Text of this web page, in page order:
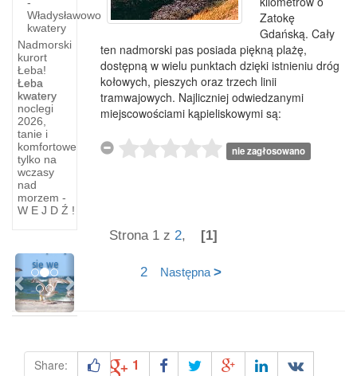
Władysławowo
kwatery
Nadmorski
kurort
Łeba!
Łeba
kwatery
noclegi
2026,
tanie i
komfortowe
tylko na
wczasy
nad
morzem -
W E J D Ź !
Kuźnica
Po
przejechaniu
7 km od
Jastarni
się we
PreviousNext
Zatokę
Gdańską. Cały
ten nadmorski pas posiada piękną plażę,
dostępną w wielu punktach dzięki istnieniu dróg
kołowych, pieszych oraz trzech linii
tramwajowych. Najliczniej odwiedzanymi
miejscowościami kąpieliskowymi są:
nie zagłosowano
Strona 1 z 2, [1]
2 Następna >
Share: 1